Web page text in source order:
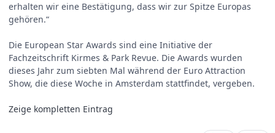
erhalten wir eine Bestätigung, dass wir zur Spitze Europas
gehören.“
Die European Star Awards sind eine Initiative der
Fachzeitschrift Kirmes & Park Revue. Die Awards wurden
dieses Jahr zum siebten Mal während der Euro Attraction
Show, die diese Woche in Amsterdam stattfindet, vergeben.
Zeige kompletten Eintrag